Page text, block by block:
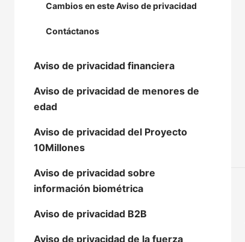
Cambios en este Aviso de privacidad
Contáctanos
Aviso de privacidad financiera
Aviso de privacidad de menores de
edad
Aviso de privacidad del Proyecto
10Millones
Aviso de privacidad sobre
información biométrica
Aviso de privacidad B2B
Aviso de privacidad de la fuerza